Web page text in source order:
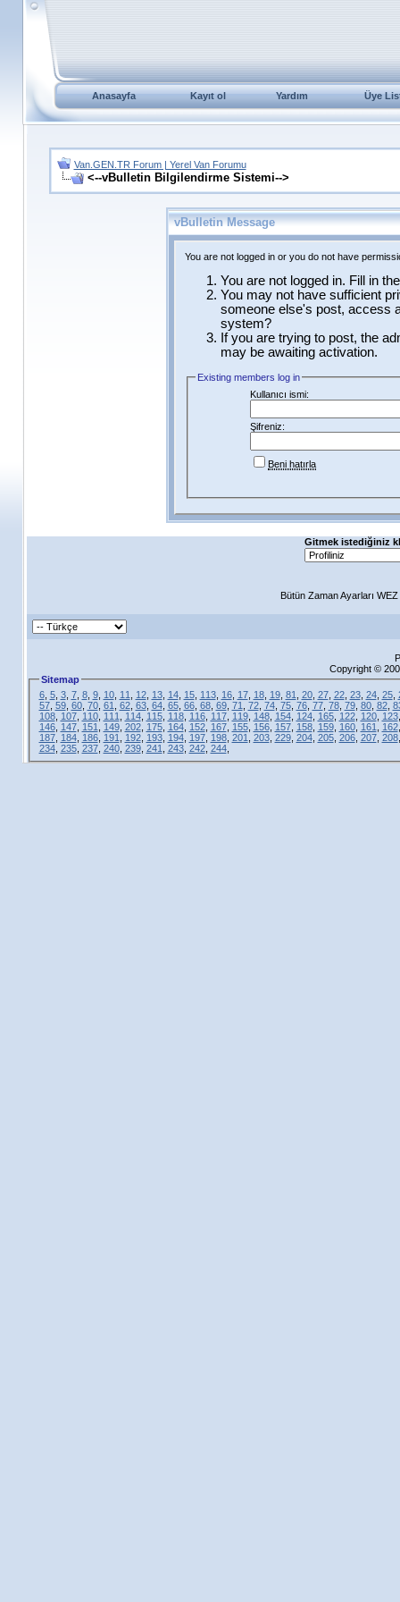
Anasayfa Kayıt ol Yardım Üye
Van.GEN.TR Forum | Yerel Van Forumu
<--vBulletin Bilgilendirme Sistemi-->
vBulletin Message
You are not logged in or you do not have
You are not logged in. Fill in
You may not have sufficient
someone else's post, access
system?
If you are trying to post, the
may be awaiting activation.
Existing members log in
Kullanıcı ismi:
Şifreniz:
Beni hatırla
Gitmek istediğiniz
Bütün Zaman Ayarları
Copyright ©
Sitemap
6, 5, 3, 7, 8, 9, 10, 11 12, 13, 14, 15, 113, 16, 17, 18, 19, 81 20, 27, 22, 23, 24, 25,
57, 59, 60, 70, 61 62, 63, 64, 65, 66, 68, 69, 71 72, 74, 75, 76, 77, 78, 79, 80, 82,
108, 107, 110, 111 114, 115, 118, 116, 117, 119, 148, 154, 124, 165, 122, 120, 123
146, 147, 151 149, 202, 175, 164, 152, 167, 155, 156, 157, 158, 159, 160, 161 162
187, 184, 186, 191 192, 193, 194, 197, 198, 201 203, 229, 204, 205, 206, 207, 208
234, 235, 237, 240, 239, 241 243, 242, 244,